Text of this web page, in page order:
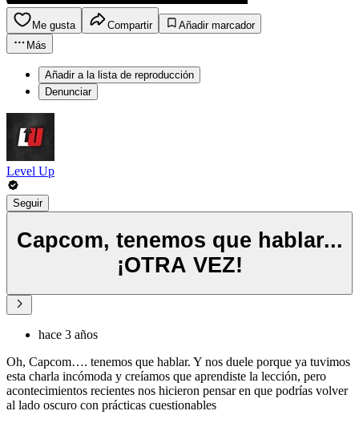
Me gusta Compartir
Añadir marcador
Más
Añadir a la lista de reproducción
Denunciar
Level Up
Seguir
Capcom, tenemos que hablar...
¡OTRA VEZ!
hace 3 años
Oh, Capcom…. tenemos que hablar. Y nos duele porque ya tuvimos
esta charla incómoda y creíamos que aprendiste la lección, pero
acontecimientos recientes nos hicieron pensar en que podrías volver
al lado oscuro con prácticas cuestionables